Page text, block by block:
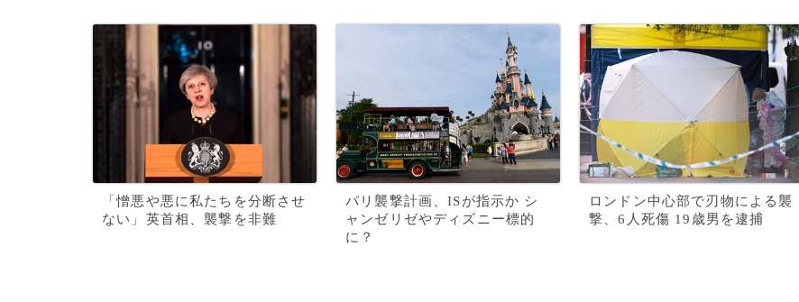
「憎悪や悪に私たちを分断させ
ない」英首相、襲撃を非難
パリ襲撃計画、ISが指示か シ
ャンゼリゼやディズニー標的
に？
ロンドン中心部で刃物による襲
撃、6人死傷 19歳男を逮捕